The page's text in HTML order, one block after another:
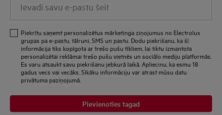
Piekrītu saņemt personalizētus mārketinga ziņojumus no Electrolux
grupas pa e-pastu, tālruni, SMS un pastu. Dodu piekrišanu, ka šī
informācija tiks kopīgota ar trešo pušu tīkliem, lai tiktu izmantota
personalizētai reklāmai trešo pušu vietnēs un sociālo mediju platformās.
Es varu atsaukt savu piekrišanu jebkurā laikā. Apliecinu, ka esmu 18
gadus vecs vai vecāks. Sīkāku informāciju var atrast mūsu datu
privātuma paziņojumā.
Pievienoties tagad